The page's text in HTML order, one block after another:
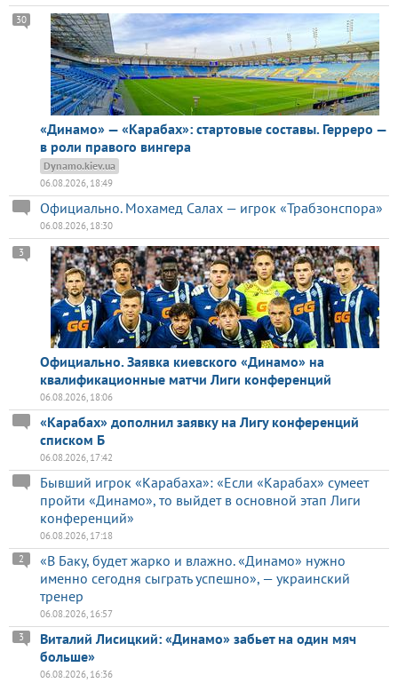
«Динамо» — «Карабах»: стартовые составы. Герреро —
в роли правого вингера
30
Dynamo.kiev.ua
06.08.2026, 18:49
Официально. Мохамед Салах — игрок «Трабзонспора»
06.08.2026, 18:30
Официально. Заявка киевского «Динамо» на
квалификационные матчи Лиги конференций
3
06.08.2026, 18:06
«Карабах» дополнил заявку на Лигу конференций
списком Б
06.08.2026, 17:42
Бывший игрок «Карабаха»: «Если «Карабах» сумеет
пройти «Динамо», то выйдет в основной этап Лиги
конференций»
06.08.2026, 17:18
«В Баку, будет жарко и влажно. «Динамо» нужно
именно сегодня сыграть успешно», — украинский
тренер
2
06.08.2026, 16:57
Виталий Лисицкий: «Динамо» забьет на один мяч
больше»
3
06.08.2026, 16:36